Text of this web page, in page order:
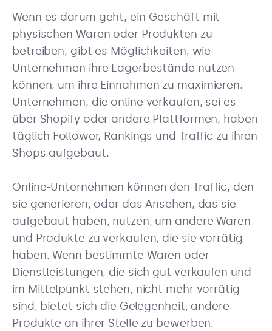
Wenn es darum geht, ein Geschäft mit
physischen Waren oder Produkten zu
betreiben, gibt es Möglichkeiten, wie
Unternehmen ihre Lagerbestände nutzen
können, um ihre Einnahmen zu maximieren.
Unternehmen, die online verkaufen, sei es
über Shopify oder andere Plattformen, haben
täglich Follower, Rankings und Traffic zu ihren
Shops aufgebaut.
Online-Unternehmen können den Traffic, den
sie generieren, oder das Ansehen, das sie
aufgebaut haben, nutzen, um andere Waren
und Produkte zu verkaufen, die sie vorrätig
haben. Wenn bestimmte Waren oder
Dienstleistungen, die sich gut verkaufen und
im Mittelpunkt stehen, nicht mehr vorrätig
sind, bietet sich die Gelegenheit, andere
Produkte an ihrer Stelle zu bewerben.